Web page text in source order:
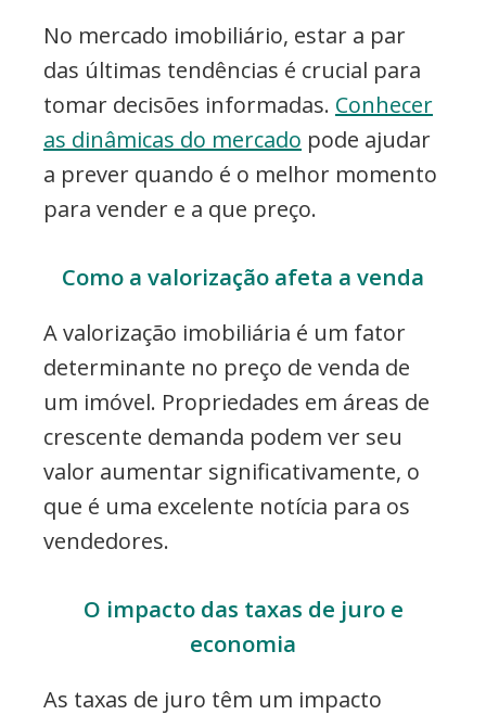
No mercado imobiliário, estar a par
das últimas tendências é crucial para
tomar decisões informadas. Conhecer
as dinâmicas do mercado pode ajudar
a prever quando é o melhor momento
para vender e a que preço.
Como a valorização afeta a venda
A valorização imobiliária é um fator
determinante no preço de venda de
um imóvel. Propriedades em áreas de
crescente demanda podem ver seu
valor aumentar significativamente, o
que é uma excelente notícia para os
vendedores.
O impacto das taxas de juro e
economia
As taxas de juro têm um impacto